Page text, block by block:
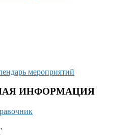
мероприятий
ИНФОРМАЦИЯ